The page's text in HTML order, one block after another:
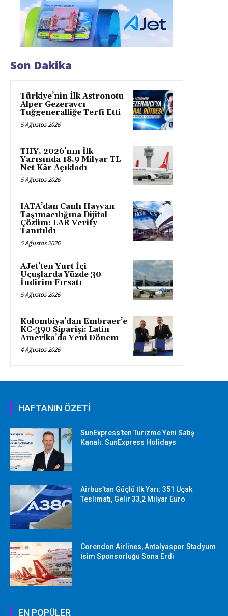
Son Dakika
Türkiye’nin İlk Astronotu
Alper Gezeravcı
Tuğgeneralliğe Terfi Etti
5 Ağustos 2026
THY, 2026’nın İlk
Yarısında 18,9 Milyar TL
Net Kâr Açıkladı
5 Ağustos 2026
IATA’dan Canlı Hayvan
Taşımacılığına Dijital
Çözüm: LAR Verify
Tanıtıldı
5 Ağustos 2026
AJet’ten Yurt İçi
Uçuşlarda Yüzde 30
İndirim Fırsatı
5 Ağustos 2026
Kolombiya’dan Embraer’e
KC-390 Siparişi: Latin
Amerika’da Yeni Dönem
4 Ağustos 2026
HAFTANIN ÖZETİ
SunExpress’ten Turizme Yeni Satış
Kanalı: SunExpress Holidays
Airbus’tan Güçlü İlk Yarı: 351 Uçak
Teslimatı, Gelir 33,2 Milyar Euro
Corendon Airlines, Antalyaspor Stadyum
İsim Sponsorluğu Sona Erdi
EN POPÜLER